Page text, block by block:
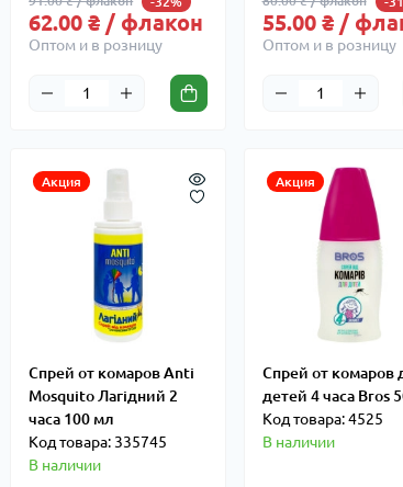
62.00 ₴ / флакон
Оптом и в розницу
55.00 ₴ /
Оптом и в розницу
Акция
Спрей от комаров Anti
Mosquito Лагідний 2
часа 100 мл
Код товара: 335745
В наличии
Акция
Спрей от комаров
детей 4 часа Bros
Код товара: 4525
В наличии